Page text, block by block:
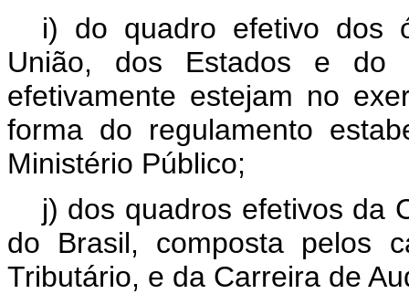
i) do quadro efetivo dos
União, dos Estados e do
efetivamente estejam no
forma do regulamento
Ministério Público;
j) dos quadros efetivos da
do Brasil, composta pelos
Tributário, e da Carreira de